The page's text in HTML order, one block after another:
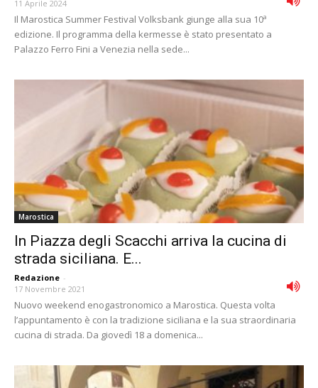
11 Aprile 2024
Il Marostica Summer Festival Volksbank giunge alla sua 10ª
edizione. Il programma della kermesse è stato presentato a
Palazzo Ferro Fini a Venezia nella sede...
Marostica
In Piazza degli Scacchi arriva la cucina di
strada siciliana. E...
Redazione -
17 Novembre 2021
Nuovo weekend enogastronomico a Marostica. Questa volta
l’appuntamento è con la tradizione siciliana e la sua straordinaria
cucina di strada. Da giovedì 18 a domenica...